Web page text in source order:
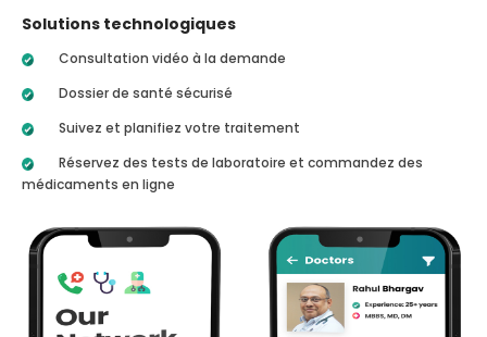
Solutions technologiques
Consultation vidéo à la demande
Dossier de santé sécurisé
Suivez et planifiez votre traitement
Réservez des tests de laboratoire et commandez des
médicaments en ligne